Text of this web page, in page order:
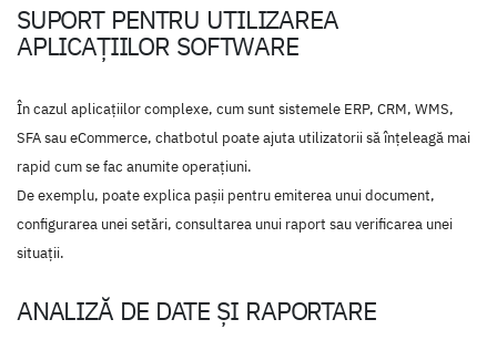
SUPORT PENTRU UTILIZAREA
APLICAȚIILOR SOFTWARE
În cazul aplicațiilor complexe, cum sunt sistemele ERP, CRM, WMS,
SFA sau eCommerce, chatbotul poate ajuta utilizatorii să înțeleagă mai
rapid cum se fac anumite operațiuni.
De exemplu, poate explica pașii pentru emiterea unui document,
configurarea unei setări, consultarea unui raport sau verificarea unei
situații.
ANALIZĂ DE DATE ȘI RAPORTARE